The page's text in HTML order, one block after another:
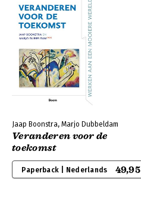
Jaap Boonstra, Marjo Dubbeldam
Veranderen voor de
toekomst
Paperback | Nederlands 49,95